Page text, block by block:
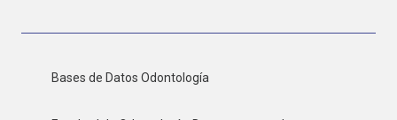
Bases de Datos Odontología